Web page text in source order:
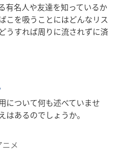
有名人や友達を知っているか
こを吸うことにはどんなリス
うすれば周りに流されずに済
について何も述べていませ
はあるのでしょうか。
メ